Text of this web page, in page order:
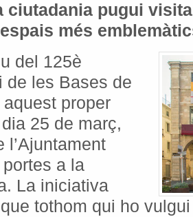
ciutadania pugui
més
del 125è
de les Bases de
proper
25 de març,
l’Ajuntament
a la
La iniciativa
tothom qui ho